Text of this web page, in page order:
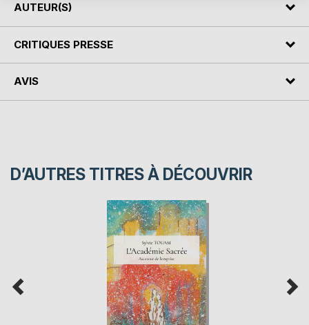
AUTEUR(S)
CRITIQUES PRESSE
AVIS
D’AUTRES TITRES À DÉCOUVRIR